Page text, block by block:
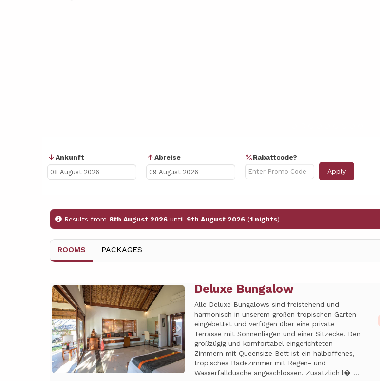
Ankunft Abreise
Rabattcode?
Apply
Results from 8th August 2026 until 9th August 2026 (1 nights)
ROOMS PACKAGES
Previous NextDeluxe Bungalow
Alle Deluxe Bungalows sind freistehend und
harmonisch in unserem großen tropischen Garten
eingebettet und verfügen über eine private
Terrasse mit Sonnenliegen und einer Sitzecke. Den
großzügig und komfortabel eingerichteten
Zimmern mit Queensize Bett ist ein halboffenes,
tropisches Badezimmer mit Regen- und
Wasserfalldusche angeschlossen. Zusätzlich l� ...